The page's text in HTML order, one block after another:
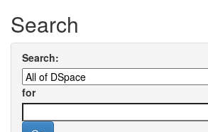
Search
Search:
for